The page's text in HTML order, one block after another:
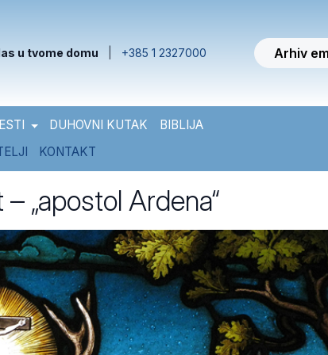
u tvome domu +385 1 2327000 Arhiv
DUHOVNI KUTAK
BIBLIJA
KONTAKT
„apostol Ardena“